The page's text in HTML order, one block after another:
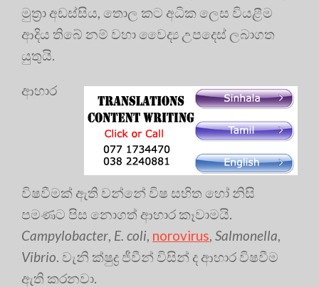
මුත්‍රා අඩස්සිය, තොල කට අධික ලෙස වියළීම
ආදිය තිබේ නම් වහා වෛද්‍ය උපදෙස් ලබාගත
යුතුයි.
ආහාර
විෂවීමක් ඇති වන්නේ විෂ සහිත හෝ නිසි
පමණට පිස නොගත් ආහාර කෑවාමයි.
Campylobacter, E. coli, norovirus, Salmonella,
Vibrio. වැනි ක්ෂුද්‍ර ජීවීන් විසින් ද ආහාර විෂවීම
ඇති කරනවා.